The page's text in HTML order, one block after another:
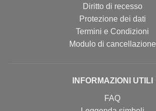
Diritto di recesso
Protezione dei dati
Termini e Condizioni
Modulo di cancellazione
INFORMAZIONI UTILI
FAQ